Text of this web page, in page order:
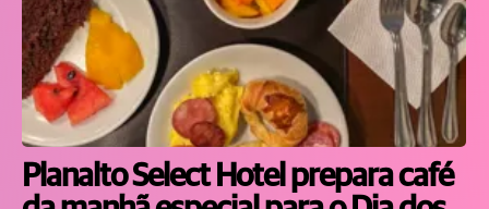
Planalto Select Hotel prepara café